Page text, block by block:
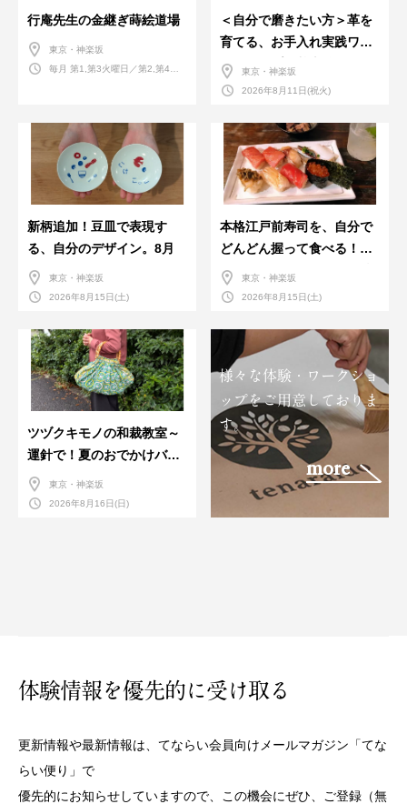
行庵先生の金継ぎ蒔絵道場
東京・神楽坂
毎月 第1,第3火曜日／第2,第4火
＜自分で磨きたい方＞革を
育てる、お手入れ実践ワー
クショップ。基本編！
東京・神楽坂
2026年8月11日(祝火)
新柄追加！豆皿で表現す
る、自分のデザイン。8月
東京・神楽坂
2026年8月15日(土)
本格江戸前寿司を、自分で
どんどん握って食べる！職
人さんに教わる＜握りの練
習会＞８月
東京・神楽坂
2026年8月15日(土)
ツヅクキモノの和裁教室～
運針で！夏のおでかけバン
ダナバッグづくり～
東京・神楽坂
2026年8月16日(日)
様々な体験・ワークショ
ップをご用意しておりま
す。
more
体験情報を優先的に受け取る
更新情報や最新情報は、てならい会員向けメールマガジン「てな
らい便り」で
優先的にお知らせしていますので、この機会にぜひ、ご登録（無